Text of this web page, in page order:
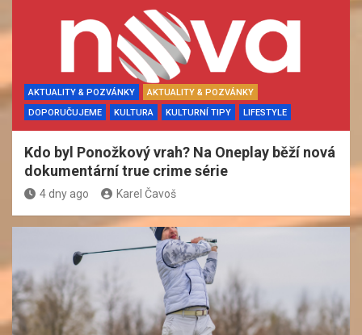
AKTUALITY & POZVÁNKY
AKTUALITY & POZVÁNKY
DOPORUČUJEME
KULTURA KULTURNÍ TIPY LIFESTYLE
Kdo byl Ponožkový vrah? Na Oneplay běží nová
dokumentární true crime série
4 dny ago Karel Čavoš